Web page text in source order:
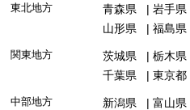
東北地方 青森県 岩手県
山形県
福島県
関東地方 茨城県 栃木県
千葉県
東京都
中部地方 新潟県 富山県